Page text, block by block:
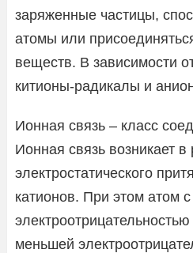
заряженные частицы,
атомы или
веществ. В зависимости
китионы-радикалы и
Ионная связь – класс
Ионная связь возникает в
электростатического
катионов. При этом атом
меньшей